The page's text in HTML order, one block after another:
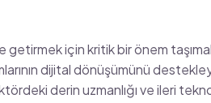
için kritik bir önem
dijital dönüşümünü
derin uzmanlığı ve ileri